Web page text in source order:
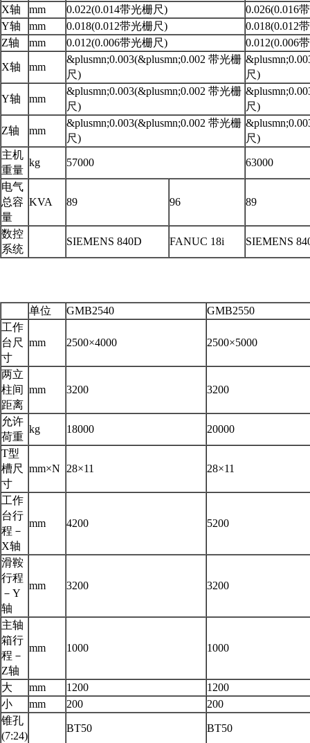
X轴
mm 0.022(0.014带光栅尺)
0.026(0.016
Y轴
mm 0.018(0.012带光栅尺)
0.018(0.012
Z轴
mm 0.012(0.006带光栅尺) 0.012(0.006
X轴 mm
&plusmn;0.003(&plusmn;0.002 带光栅
尺)
尺)
Y轴 mm
&plusmn;0.003(&plusmn;0.002 带光栅
尺)
尺)
Z轴 mm
&plusmn;0.003(&plusmn;0.002 带光栅
尺)
尺)
主机
重量
kg 57000 63000
电气
总容
量
KVA 89 96 89
数控
系统
SIEMENS 840D FANUC 18i SIEMENS
单位 GMB2540
GMB2550
工作
台尺
寸
mm 2500×4000 2500×5000
两立
柱间
距离
mm 3200 3200
允许
荷重
kg 18000 20000
T型
槽尺
寸
mm×N 28×11 28×11
工作
台行
程－
X轴
mm 4200 5200
滑鞍
行程
－Y
轴
mm 3200 3200
主轴
箱行
程－
Z轴
mm 1000 1000
大 mm 1200
1200
小
mm 200
200
锥孔
(7:24)
BT50 BT50